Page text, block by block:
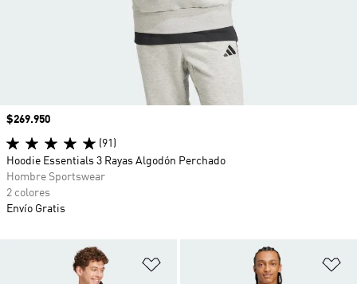
Añadir a la lista de deseos
Precio
$269.950
(91)
Hoodie Essentials 3 Rayas Algodón Perchado
Hombre Sportswear
2 colores
Envío Gratis